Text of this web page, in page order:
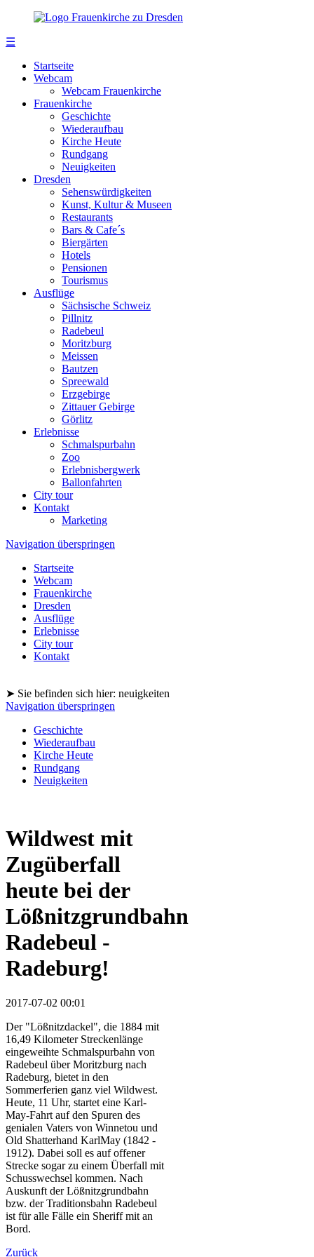
☰
Startseite
Webcam
Webcam Frauenkirche
Frauenkirche
Geschichte
Wiederaufbau
Kirche Heute
Rundgang
Neuigkeiten
Dresden
Sehenswürdigkeiten
Kunst, Kultur & Museen
Restaurants
Bars & Cafe´s
Biergärten
Hotels
Pensionen
Tourismus
Ausflüge
Sächsische Schweiz
Pillnitz
Radebeul
Moritzburg
Meissen
Bautzen
Spreewald
Erzgebirge
Zittauer Gebirge
Görlitz
Erlebnisse
Schmalspurbahn
Zoo
Erlebnisbergwerk
Ballonfahrten
City tour
Kontakt
Marketing
Navigation überspringen
Startseite
Webcam
Frauenkirche
Dresden
Ausflüge
Erlebnisse
City tour
Kontakt
➤ Sie befinden sich hier: neuigkeiten
Navigation überspringen
Geschichte
Wiederaufbau
Kirche Heute
Rundgang
Neuigkeiten
Wildwest mit
Zugüberfall
heute bei der
Lößnitzgrundbahn
Radebeul -
Radeburg!
2017-07-02 00:01
Der "Lößnitzdackel", die 1884 mit
16,49 Kilometer Streckenlänge
eingeweihte Schmalspurbahn von
Radebeul über Moritzburg nach
Radeburg, bietet in den
Sommerferien ganz viel Wildwest.
Heute, 11 Uhr, startet eine Karl-
May-Fahrt auf den Spuren des
genialen Vaters von Winnetou und
Old Shatterhand KarlMay (1842 -
1912). Dabei soll es auf offener
Strecke sogar zu einem Überfall mit
Schusswechsel kommen. Nach
Auskunft der Lößnitzgrundbahn
bzw. der Traditionsbahn Radebeul
ist für alle Fälle ein Sheriff mit an
Bord.
Zurück